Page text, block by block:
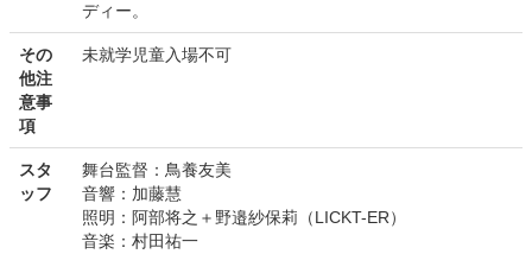
ディー。
その
他注
意事
項
未就学児童入場不可
スタ
ッフ
舞台監督：鳥養友美
音響：加藤慧
照明：阿部将之＋野邉紗保莉（LICKT-ER）
音楽：村田祐一